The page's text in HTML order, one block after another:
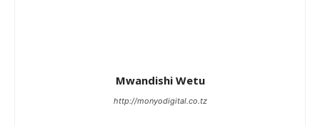
Mwandishi Wetu
http://monyodigital.co.tz